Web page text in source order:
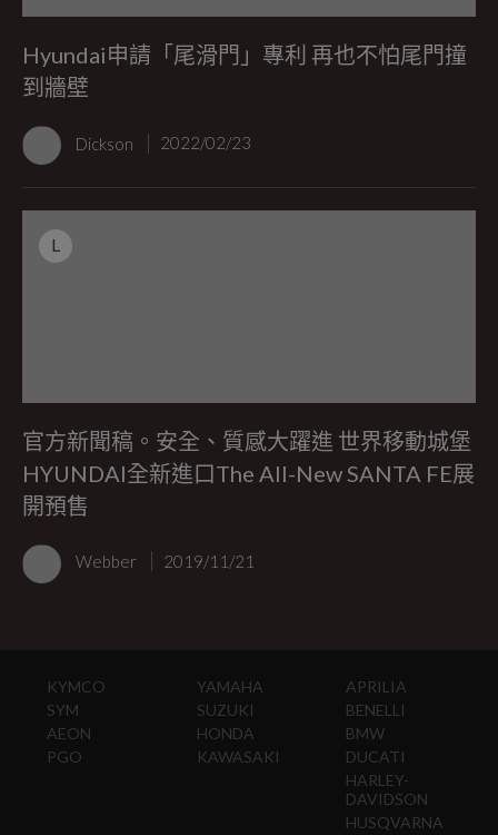
Hyundai申請「尾滑門」專利 再也不怕尾門撞
到牆壁
Dickson 2022/02/23
L
官方新聞稿。安全、質感大躍進 世界移動城堡
HYUNDAI全新進口The All-New SANTA FE展
開預售
Webber 2019/11/21
KYMCO
SYM
AEON
PGO
YAMAHA
SUZUKI
HONDA
KAWASAKI
APRILIA
BENELLI
BMW
DUCATI
HARLEY-
DAVIDSON
HUSQVARNA